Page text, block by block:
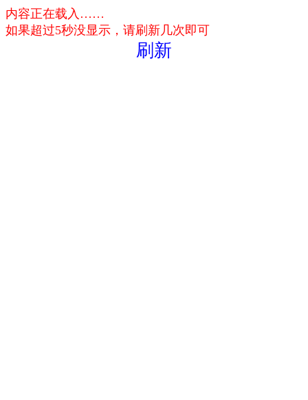
内容正在载入……
如果超过5秒没显示，请刷新几次即可
刷新